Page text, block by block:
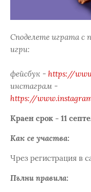
Споделете играта с
игри:
фейсбук - https://
инстаграм -
https://
Краен срок - 11
Как се участва:
Чрез регистрация в
Пълни правила: